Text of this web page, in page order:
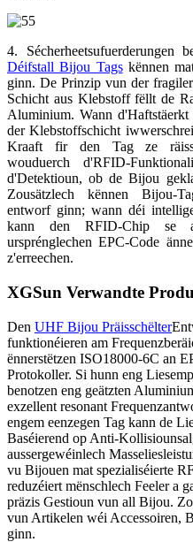
4. Sécherheetsufuerderungen
Déifstall Bijou Tagskënnen
ginn. De Prinzip vun der
Schicht aus Klebstoff fëllt de
Aluminium. Wann
der Klebstoffschicht
Kraaft fir den Tag ze
wouduerch d'RFID-
d'Detektioun, ob de Bijou
Zousätzlech kënnen Bijou-
entworf ginn; wann déi
kann den RFID-Chip se
ursprénglechen EPC-Code
z'erreechen.
XGSun Verwandte
Den UHF Bijou Präisschëlter
funktionéieren am
ënnerstëtzen ISO18000-6C an
Protokoller. Si hunn eng
benotzen eng geätzten
exzellent resonant
engem eenzegen Tag kann de
Baséierend op Anti-
aussergewéinlech
vu Bijouen mat spezialiséierte
reduzéiert mënschlech Feeler a
präzis Gestioun vun all Bijou.
vun Artikelen wéi Accessoiren,
ginn.